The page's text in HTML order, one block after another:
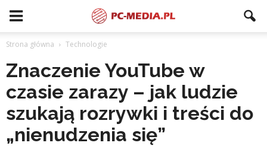
Strona główna Technologie
Znaczenie YouTube w
czasie zarazy – jak ludzie
szukają rozrywki i treści do
„nienudzenia się”